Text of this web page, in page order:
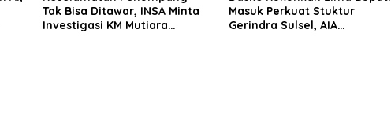
Tak Bisa Ditawar, INSA Minta
Investigasi KM Mutiara
Masuk Perkuat Stuktur
Gerindra Sulsel, AIA